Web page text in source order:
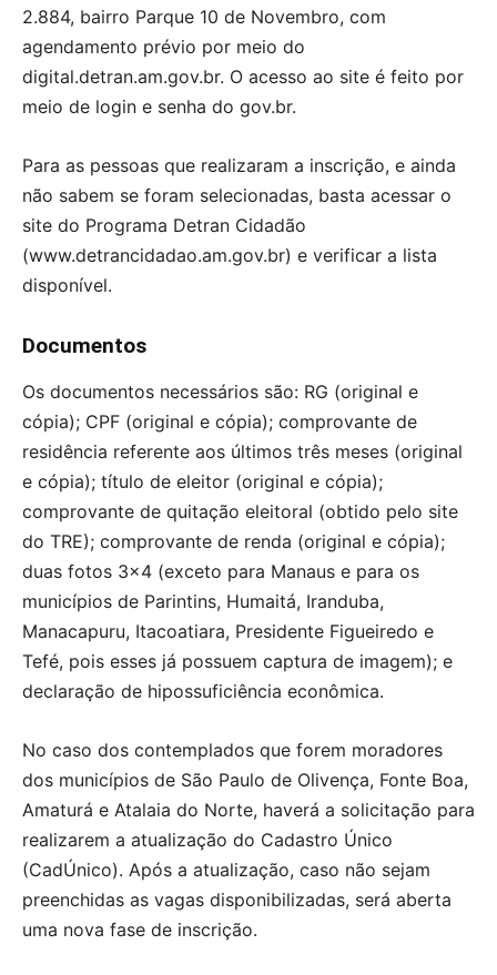
2.884, bairro Parque 10 de Novembro, com
agendamento prévio por meio do
digital.detran.am.gov.br. O acesso ao site é feito por
meio de login e senha do gov.br.
Para as pessoas que realizaram a inscrição, e ainda
não sabem se foram selecionadas, basta acessar o
site do Programa Detran Cidadão
(www.detrancidadao.am.gov.br) e verificar a lista
disponível.
Documentos
Os documentos necessários são: RG (original e
cópia); CPF (original e cópia); comprovante de
residência referente aos últimos três meses (original
e cópia); título de eleitor (original e cópia);
comprovante de quitação eleitoral (obtido pelo site
do TRE); comprovante de renda (original e cópia);
duas fotos 3×4 (exceto para Manaus e para os
municípios de Parintins, Humaitá, Iranduba,
Manacapuru, Itacoatiara, Presidente Figueiredo e
Tefé, pois esses já possuem captura de imagem); e
declaração de hipossuficiência econômica.
No caso dos contemplados que forem moradores
dos municípios de São Paulo de Olivença, Fonte Boa,
Amaturá e Atalaia do Norte, haverá a solicitação para
realizarem a atualização do Cadastro Único
(CadÚnico). Após a atualização, caso não sejam
preenchidas as vagas disponibilizadas, será aberta
uma nova fase de inscrição.